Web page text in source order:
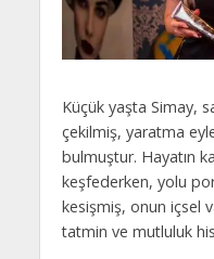
Küçük yaşta Simay,
çekilmiş, yaratma
bulmuştur. Hayatın
keşfederken, yolu
kesişmiş, onun içsel
tatmin ve mutluluk